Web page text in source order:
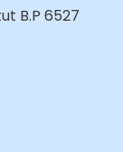
B.P 6527